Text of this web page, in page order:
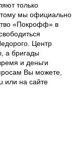
только
мы официально
«Покрофф» в
Центр
а бригады
и деньги
Вы можете,
или на сайте